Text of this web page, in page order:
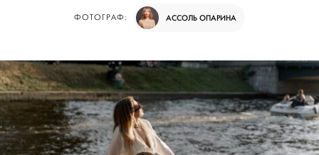
ФОТОГРАФ: АССОЛЬ ОПАРИНА